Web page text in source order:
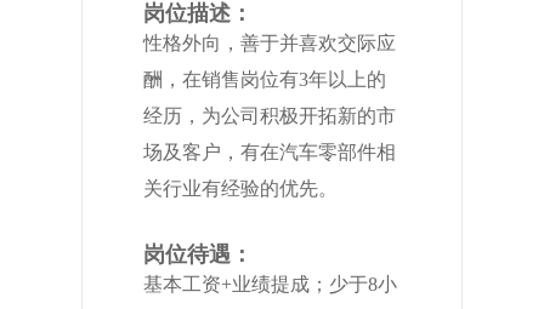
岗位描述：
性格外向，善于并喜欢交际应
酬，在销售岗位有3年以上的
经历，为公司积极开拓新的市
场及客户，有在汽车零部件相
关行业有经验的优先。
岗位待遇：
基本工资+业绩提成；少于8小